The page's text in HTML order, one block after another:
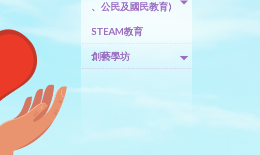
、公民及國民教育)
STEAM教育
創藝學坊